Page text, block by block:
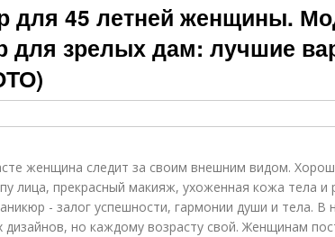
для 45 летней женщины.
для зрелых дам: лучшие
женщина следит за своим внешним видом.
лица, прекрасный макияж, ухоженная кожа тела и
- залог успешности, гармонии души и тела. В
дизайнов, но каждому возрасту свой. Женщинам